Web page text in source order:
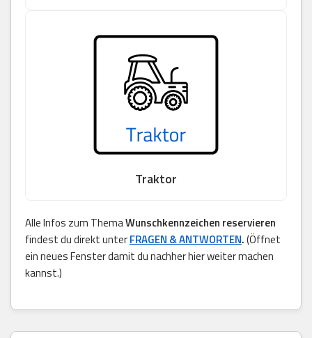
Traktor
Alle Infos zum ThemaWunschkennzeichen reservieren
findest du direkt unterFRAGEN & ANTWORTEN.(Öffnet
ein neues Fenster damit du nachher hier weiter machen
kannst.)